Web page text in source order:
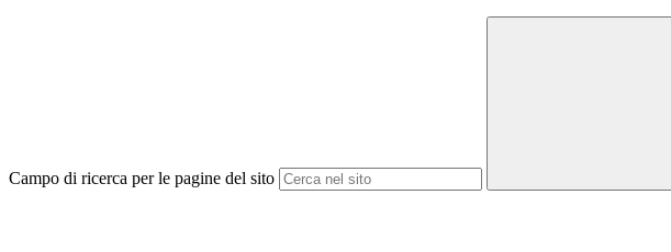
Campo di ricerca per le pagine del sito